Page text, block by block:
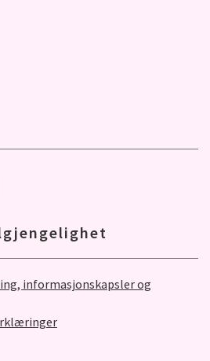
Instagram
informasjonskapsler og